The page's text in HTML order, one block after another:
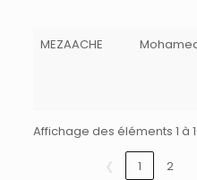
MEZAACHE
Affichage des éléments 1 à
1 2